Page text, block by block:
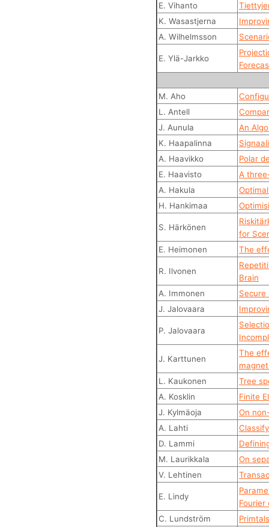
E. Vihanto
K. Wasastjerna
A. Wilhelmsson
E. Ylä-Jarkko
M. Aho
L. Antell
J. Aunula
An
K. Haapalinna
A. Haavikko
Polar
E. Haavisto
A
A. Hakula
H. Hankimaa
S. Härkönen
for
E. Heimonen
The
R. Ilvonen
Brain
A. Immonen
J. Jalovaara
P. Jalovaara
J. Karttunen
The
L. Kaukonen
Tree
A. Kosklin
Finite
J. Kylmäoja
On
A. Lahti
D. Lammi
M. Laurikkala
On
V. Lehtinen
E. Lindy
Fourier
C. Lundström